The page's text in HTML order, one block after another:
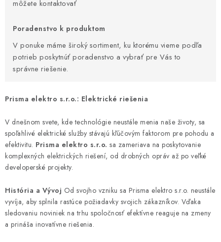
OBCHOD
O NÁS
ČINNOSTI
REFERENCIE
VÝPREDAJ
B2B SEKCIA
DOMÁCNOSŤ
ELEKTROMEROVÉ ROZVÁDZAČE
môžete kontaktovať
Poradenstvo k produktom
V ponuke máme široký sortiment, ku ktorému vieme podľa
potrieb poskytnúť poradenstvo a vybrať pre Vás to
správne riešenie.
Prisma elektro s.r.o.: Elektrické riešenia
V dnešnom svete, kde technológie neustále menia naše životy, sa
spoľahlivé elektrické služby stávajú kľúčovým faktorom pre pohodu a
efektivitu. Prisma elektro s.r.o. sa zameriava na poskytovanie
komplexných elektrických riešení, od drobných opráv až po veľké
developerské projekty.
História a Vývoj Od svojho vzniku sa Prisma elektro s.r.o. neustále
vyvíja, aby splnila rastúce požiadavky svojich zákazníkov. Vďaka
sledovaniu noviniek na trhu spoločnosť efektívne reaguje na zmeny
a prináša inovatívne riešenia.